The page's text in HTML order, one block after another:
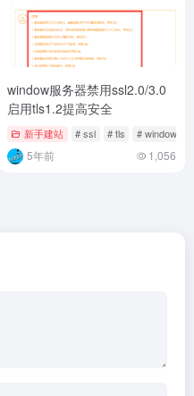
window服务器禁用ssl2.0/3.0
启用tls1.2提高安全
新手建站 # ssl # tls # window
5年前 1,056